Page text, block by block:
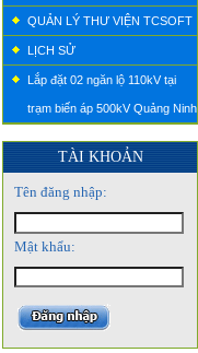
QUẢN LÝ THƯ VIỆN TCSOFT
LỊCH SỬ
Lắp đặt 02 ngăn lộ 110kV tại
trạm biến áp 500kV Quảng Ninh
TÀI KHOẢN
Tên đăng nhập:
Mật khẩu: